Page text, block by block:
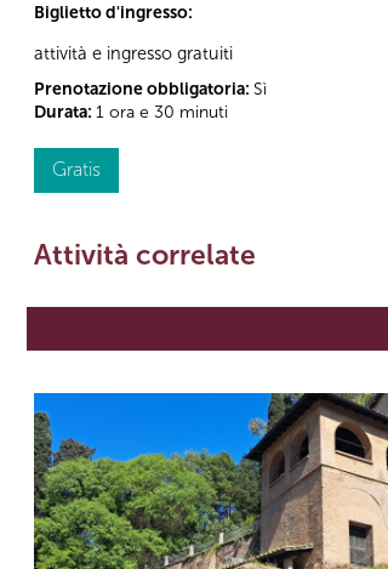
Biglietto d'ingresso:
attività e ingresso gratuiti
Prenotazione obbligatoria: Sì
Durata: 1 ora e 30 minuti
Gratis
Attività correlate